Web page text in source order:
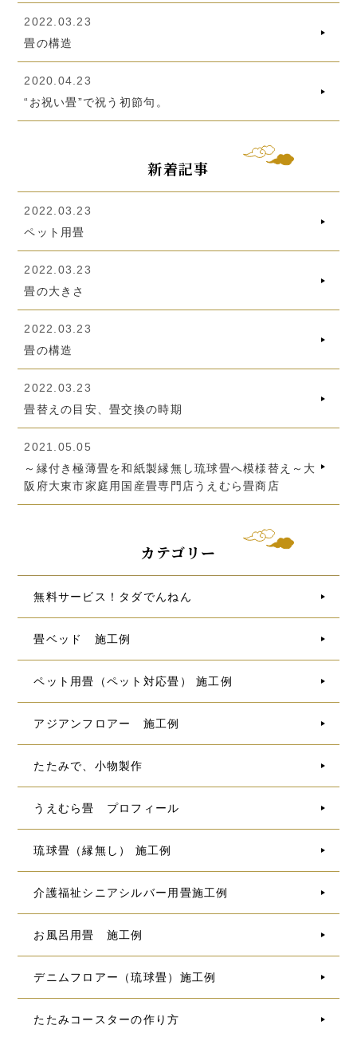
2022.03.23
畳の構造
2020.04.23
“お祝い畳”で祝う初節句。
新着記事
2022.03.23
ペット用畳
2022.03.23
畳の大きさ
2022.03.23
畳の構造
2022.03.23
畳替えの目安、畳交換の時期
2021.05.05
～縁付き極薄畳を和紙製縁無し琉球畳へ模様替え～大
阪府大東市家庭用国産畳専門店うえむら畳商店
カテゴリー
無料サービス！タダでんねん
畳ベッド 施工例
ペット用畳（ペット対応畳） 施工例
アジアンフロアー 施工例
たたみで、小物製作
うえむら畳 プロフィール
琉球畳（縁無し） 施工例
介護福祉シニアシルバー用畳施工例
お風呂用畳 施工例
デニムフロアー（琉球畳）施工例
たたみコースターの作り方